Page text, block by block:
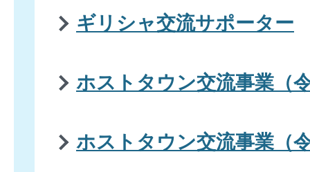
ギリシャ交流サポーター
ホストタウン交流事業（
ホストタウン交流事業（